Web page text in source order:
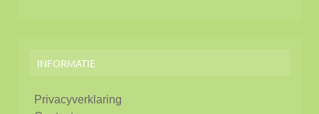
INFORMATIE
Privacyverklaring